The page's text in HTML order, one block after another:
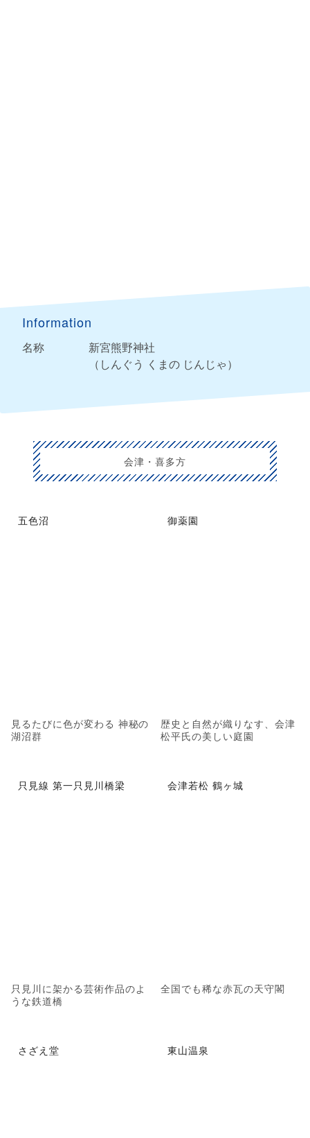
Information
名称
新宮熊野神社
（しんぐう くまの じんじゃ）
会津・喜多方
五色沼
見るたびに色が変わる 神秘の
湖沼群
御薬園
歴史と自然が織りなす、会津
松平氏の美しい庭園
只見線 第一只見川橋梁
只見川に架かる芸術作品のよ
うな鉄道橋
会津若松 鶴ヶ城
全国でも稀な赤瓦の天守閣
さざえ堂 東山温泉